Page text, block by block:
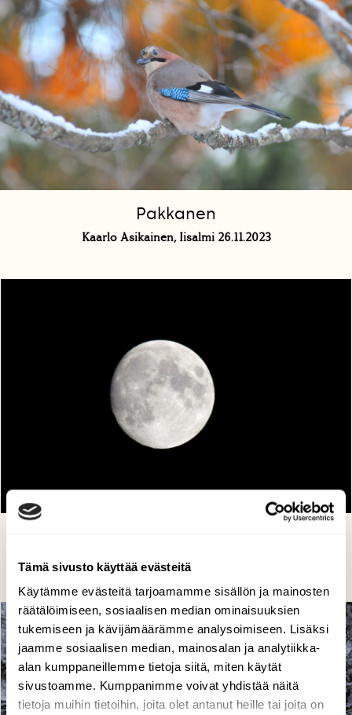
Tämä sivusto käyttää evästeitä
Käytämme evästeitä tarjoamamme sisällön ja mainosten
räätälöimiseen, sosiaalisen median ominaisuuksien
tukemiseen ja kävijämäärämme analysoimiseen. Lisäksi
jaamme sosiaalisen median, mainosalan ja analytiikka-
alan kumppaneillemme tietoja siitä, miten käytät
sivustoamme. Kumppanimme voivat yhdistää näitä
tietoja muihin tietoihin, joita olet antanut heille tai joita on
Pakkanen
Kaarlo Asikainen, Iisalmi 26.11.2023
Kaarlo Asikainen, Iisalmi 25.11.2023